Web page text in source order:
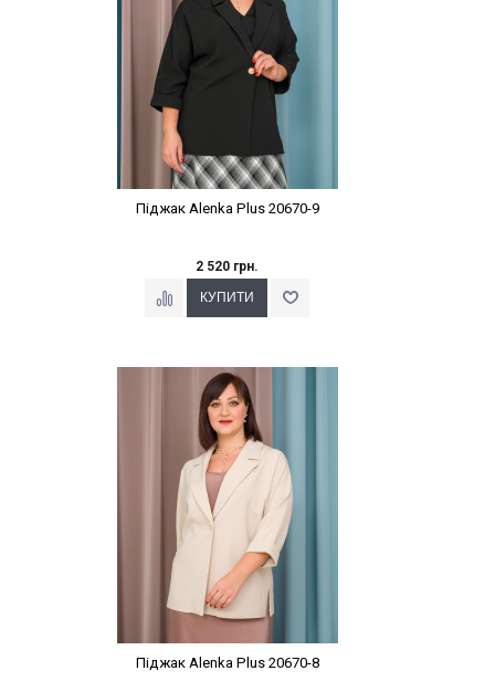
Піджак Alenka Plus 20670-9
2 520 грн.
Наклейки Варіант з %
Піджак Alenka Plus 20670-8